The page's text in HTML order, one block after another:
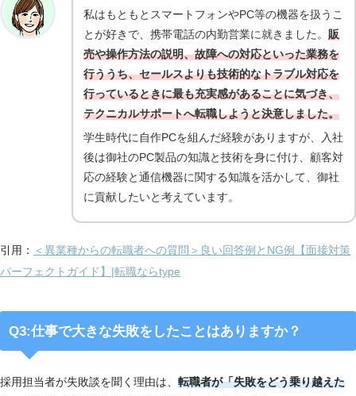
私はもともとスマートフォンやPC等の機器を扱うこ
とが好きで、携帯電話の内勤営業に就きました。 販
売や操作方法の説明、故障への対応といった業務を
行ううち、セールスよりも技術的なトラブル対応を
行っているときに最も充実感があることに気づき、
テクニカルサポートへ転職しようと決意しました。
学生時代に自作PCを組んだ経験がありますが、入社
後は御社のPC製品の知識と技術を身に付け、顧客対
応の経験と通信機器に関する知識を活かして、御社
に貢献したいと考えています。
引用：
＜異業種からの転職者への質問＞良い回答例とNG例【面接対策
パーフェクトガイド】|転職ならtype
Q3:仕事で大きな失敗をしたことはありますか？
採用担当者が失敗談を聞く理由は、 転職者が「失敗をどう乗り越えた